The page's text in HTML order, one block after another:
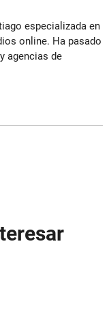
especializada en
online. Ha pasado
agencias de